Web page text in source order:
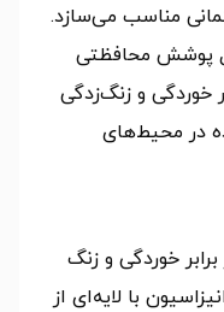
مناسب می‌سازد.
پوشش محافظتی
خوردگی و زنگ‌زدگی
در محیط‌های
خوردگی و زنگ
با لایه‌ای از